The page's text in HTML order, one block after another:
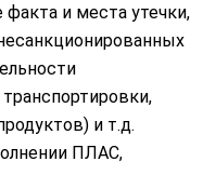
факта и места утечки,
и т.д.
ПЛАС,